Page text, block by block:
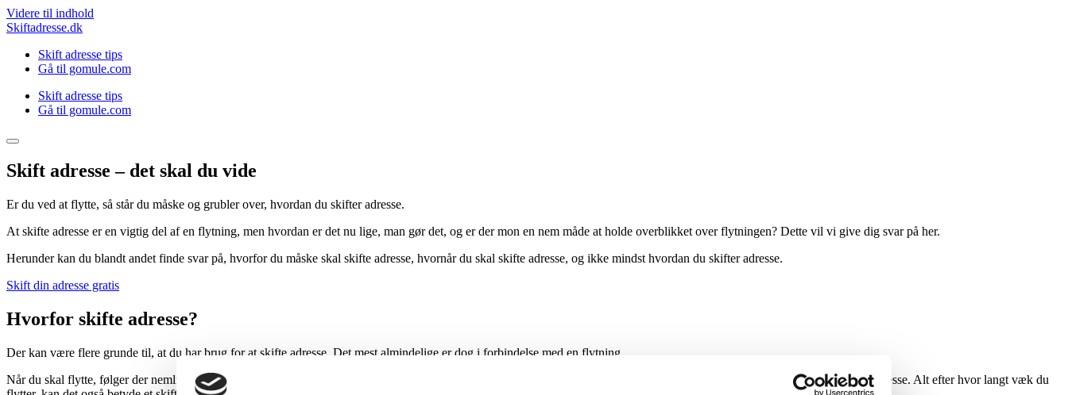
Videre til indhold
Skiftadresse.dk
Skift adresse tips
Gå til gomule.com
Skift adresse tips
Gå til gomule.com
Skift adresse – det skal du vide
Er du ved at flytte, så står du måske og grubler over, hvordan du skifter adresse.
At skifte adresse er en vigtig del af en flytning, men hvordan er det nu lige, man gør det, og er der mon en nem måde at holde overblikket over flytningen? Dette vil vi give dig svar på her.
Herunder kan du blandt andet finde svar på, hvorfor du måske skal skifte adresse, hvornår du skal skifte adresse, og ikke mindst hvordan du skifter adresse.
Skift din adresse gratis
Hvorfor skifte adresse?
Der kan være flere grunde til, at du har brug for at skifte adresse. Det mest almindelige er dog i forbindelse med en flytning.
Når du skal flytte, følger der nemlig et skift af adresse med. Helt lavpraktisk betyder det, at du flytter din egen og evt. andres, der flytter med fra din gamle adresse til din nye adresse. Alt efter hvor langt væk du